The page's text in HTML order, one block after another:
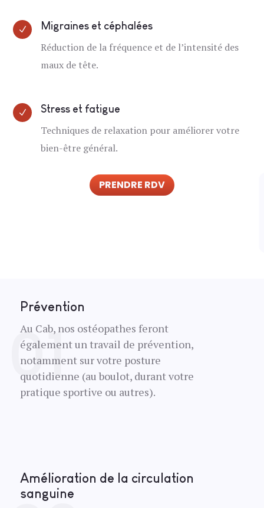
N Migraines et céphalées
Réduction de la fréquence et de l’intensité des
maux de tête.
N Stress et fatigue
Techniques de relaxation pour améliorer votre
bien-être général.
PRENDRE RDV
Prévention
Au Cab, nos ostéopathes feront
également un travail de prévention,
notamment sur votre posture
quotidienne (au boulot, durant votre
pratique sportive ou autres).
Amélioration de la circulation
sanguine